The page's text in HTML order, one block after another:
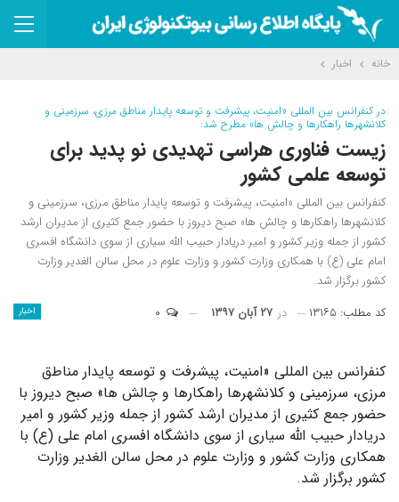
خانه اخبار
در کنفرانس بین المللی «امنیت، پیشرفت و توسعه پایدار مناطق مرزی، سرزمینی و
کلانشهرها راهکارها و چالش ها» مطرح شد:
زیست فناوری هراسی تهدیدی نو پدید برای
توسعه علمی کشور
کنفرانس بین المللی «امنیت، پیشرفت و توسعه پایدار مناطق مرزی، سرزمینی و
کلانشهرها راهکارها و چالش ها» صبح دیروز با حضور جمع کثیری از مدیران ارشد
کشور از جمله وزیر کشور و امیر دریادار حبیب الله سیاری از سوی دانشگاه افسری
امام علی (ع) با همکاری وزارت کشور و وزارت علوم در محل سالن الغدیر وزارت
کشور برگزار شد.
اخبار کد مطلب: ۱۳۱۶۵ در ۲۷ آبان ۱۳۹۷
کنفرانس بین المللی «امنیت، پیشرفت و توسعه پایدار مناطق
مرزی، سرزمینی و کلانشهرها راهکارها و چالش ها» صبح دیروز با
حضور جمع کثیری از مدیران ارشد کشور از جمله وزیر کشور و امیر
دریادار حبیب الله سیاری از سوی دانشگاه افسری امام علی (ع) با
همکاری وزارت کشور و وزارت علوم در محل سالن الغدیر وزارت
کشور برگزار شد.